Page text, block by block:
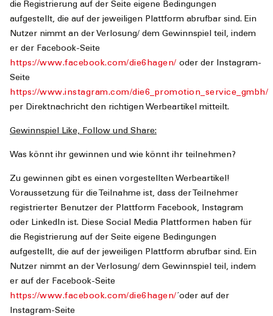
die Registrierung auf der Seite eigene Bedingungen
aufgestellt, die auf der jeweiligen Plattform abrufbar sind. Ein
Nutzer nimmt an der Verlosung/ dem Gewinnspiel teil, indem
er der Facebook-Seite
https://www.facebook.com/die6hagen/ oder der Instagram-
Seite
https://www.instagram.com/die6_promotion_service_gmbh/
per Direktnachricht den richtigen Werbeartikel mitteilt.
Gewinnspiel Like, Follow und Share:
Was könnt ihr gewinnen und wie könnt ihr teilnehmen?
Zu gewinnen gibt es einen vorgestellten Werbeartikel!
Voraussetzung für die Teilnahme ist, dass der Teilnehmer
registrierter Benutzer der Plattform Facebook, Instagram
oder LinkedIn ist. Diese Social Media Plattformen haben für
die Registrierung auf der Seite eigene Bedingungen
aufgestellt, die auf der jeweiligen Plattform abrufbar sind. Ein
Nutzer nimmt an der Verlosung/ dem Gewinnspiel teil, indem
er auf der Facebook-Seite
https://www.facebook.com/die6hagen/ ´oder auf der
Instagram-Seite